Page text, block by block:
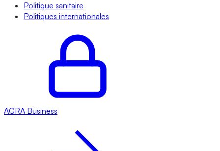
Politique sanitaire
Politiques internationales
AGRA Business